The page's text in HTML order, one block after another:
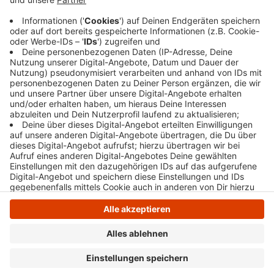
normalen Öffnungszeiten. An den Feiertagen sind
die Center ganz geschlossen.
Veröffentlicht: Dienstag, 24.12.2024 06:16
Anzeige
Anzeige